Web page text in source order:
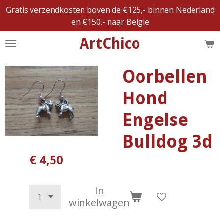
Ga
naar
de
ArtChico
Gratis verzendkosten boven de €125,- binnen Nederland
en €150.- naar België
Oorbellen
Hond
Engelse
Bulldog 3d
€ 4,50
In
winkelwagen